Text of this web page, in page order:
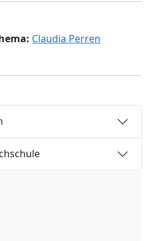
Claudia Perren